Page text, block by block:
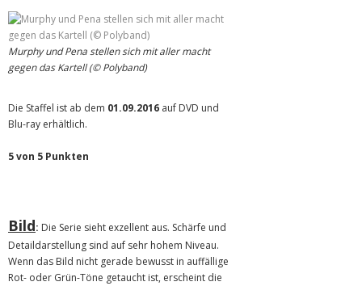
Murphy und Pena stellen sich mit aller macht
gegen das Kartell (© Polyband)
Die Staffel ist ab dem 01.09.2016 auf DVD und
Blu-ray erhältlich.
5 von 5 Punkten
Bild: Die Serie sieht exzellent aus. Schärfe und
Detaildarstellung sind auf sehr hohem Niveau.
Wenn das Bild nicht gerade bewusst in auffällige
Rot- oder Grün-Töne getaucht ist, erscheint die